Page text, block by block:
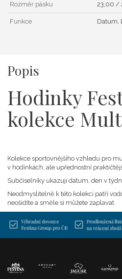
Rozměr pásku 23,00 /
Funkce Datum,
Popis
Hodinky
kolekce
Kolekce sportovnějšího vzhledu pro
v hodinkách, ale upřednostní
Subčíselníky ukazují datum, den v
Neodmyslitelně k této kolekci patří
neošidíte a směle si můžete zaplavat.